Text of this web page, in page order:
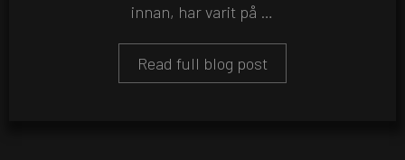
innan, har varit på …
Read full blog post